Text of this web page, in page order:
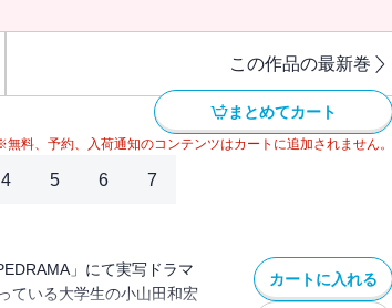
この作品の最新巻
まとめてカート
無料、予約、入荷通知のコンテンツはカートに追加されません。
4 5 6 7
」にて実写ドラマ
ている大学生の小山田和宏
カートに入れる